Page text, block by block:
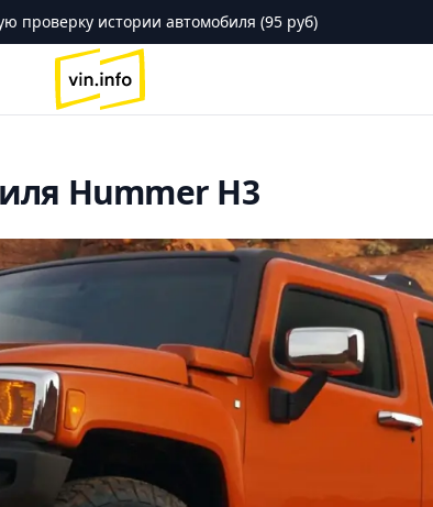
проверку истории автомобиля (95 руб)
logo
Hummer H3